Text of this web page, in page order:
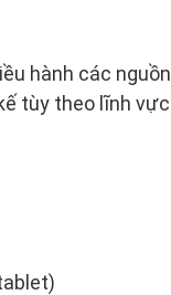
hành các nguồn
tùy theo lĩnh vực